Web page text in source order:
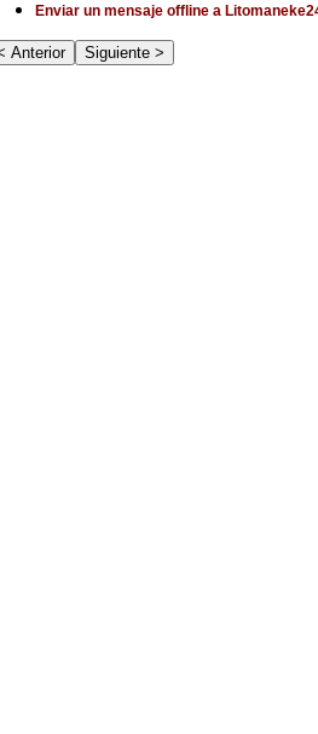
Enviar un mensaje offline a